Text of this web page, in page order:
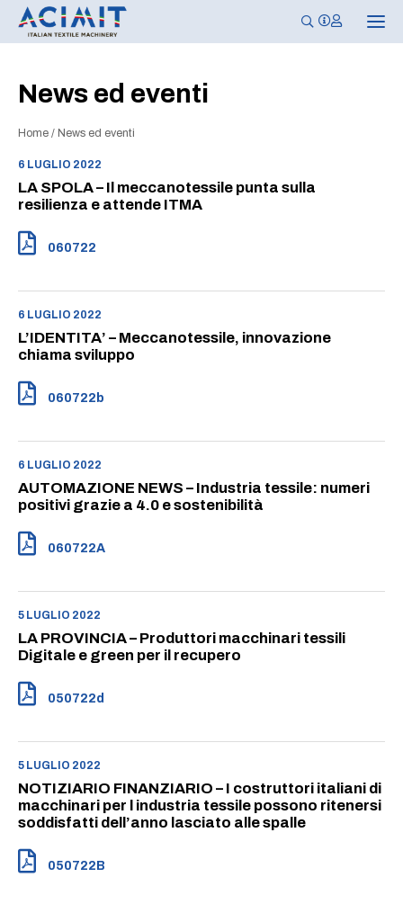
N
a
News ed eventi
Home / News ed eventi
6 LUGLIO 2022
LA SPOLA – Il meccanotessile punta sulla
resilienza e attende ITMA
060722
6 LUGLIO 2022
L’IDENTITA’ – Meccanotessile, innovazione
chiama sviluppo
060722b
6 LUGLIO 2022
AUTOMAZIONE NEWS – Industria tessile: numeri
positivi grazie a 4.0 e sostenibilità
060722A
5 LUGLIO 2022
LA PROVINCIA – Produttori macchinari tessili
Digitale e green per il recupero
050722d
5 LUGLIO 2022
NOTIZIARIO FINANZIARIO – I costruttori italiani di
macchinari per l industria tessile possono ritenersi
soddisfatti dell’anno lasciato alle spalle
050722B